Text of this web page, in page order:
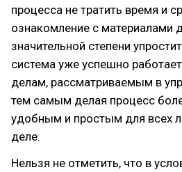
процесса не тратить время и
ознакомление с материалами
значительной степени
система уже успешно
делам, рассматриваемым в
тем самым делая процесс
удобным и простым для всех
деле.
Нельзя не отметить, что в